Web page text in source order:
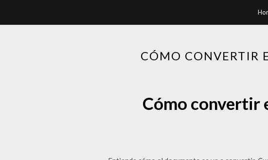
CÓMO CONVERTIR
Cómo convertir